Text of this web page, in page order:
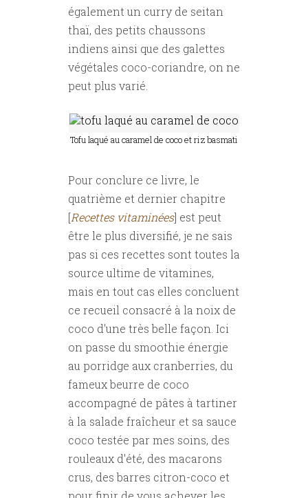
également un curry de seitan
thaï, des petits chaussons
indiens ainsi que des galettes
végétales coco-coriandre, on ne
peut plus varié.
Tofu laqué au caramel de coco et riz basmati
Pour conclure ce livre, le
quatrième et dernier chapitre
[Recettes vitaminées] est peut
être le plus diversifié, je ne sais
pas si ces recettes sont toutes la
source ultime de vitamines,
mais en tout cas elles concluent
ce recueil consacré à la noix de
coco d'une très belle façon. Ici
on passe du smoothie énergie
au porridge aux cranberries, du
fameux beurre de coco
accompagné de pâtes à tartiner
à la salade fraîcheur et sa sauce
coco testée par mes soins, des
rouleaux d'été, des macarons
crus, des barres citron-coco et